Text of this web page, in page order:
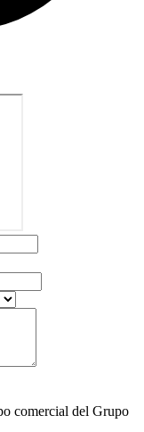
comercial del Grupo